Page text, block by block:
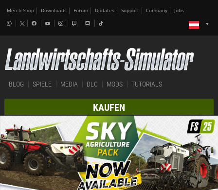
Merch-Shop Downloads Forum Updates Support Company Jobs
BLOG SPIELE MEDIA DLC MODS TUTORIALS
KAUFEN